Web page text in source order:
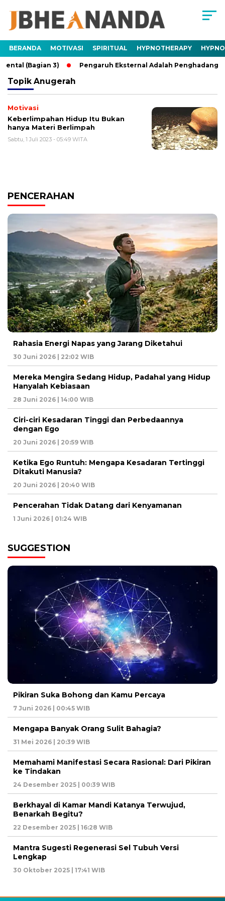
BERANDA MOTIVASI SPIRITUAL HYPNOTHERAPY
(Bagian 3) Pengaruh Eksternal Adalah Penghadang
Topik Anugerah
Motivasi
Keberlimpahan Hidup Itu Bukan
hanya Materi Berlimpah
Sabtu, 1 Juli 2023 - 05:49 WITA
PENCERAHAN
Rahasia Energi Napas yang Jarang Diketahui
30 Juni 2026 | 22:02 WIB
Mereka Mengira Sedang Hidup, Padahal yang Hidup
Hanyalah Kebiasaan
28 Juni 2026 | 14:00 WIB
Ciri-ciri Kesadaran Tinggi dan Perbedaannya
dengan Ego
20 Juni 2026 | 20:59 WIB
Ketika Ego Runtuh: Mengapa Kesadaran Tertinggi
Ditakuti Manusia?
20 Juni 2026 | 20:40 WIB
Pencerahan Tidak Datang dari Kenyamanan
1 Juni 2026 | 01:24 WIB
SUGGESTION
Pikiran Suka Bohong dan Kamu Percaya
7 Juni 2026 | 00:45 WIB
Mengapa Banyak Orang Sulit Bahagia?
31 Mei 2026 | 20:39 WIB
Memahami Manifestasi Secara Rasional: Dari Pikiran
ke Tindakan
24 Desember 2025 | 00:39 WIB
Berkhayal di Kamar Mandi Katanya Terwujud,
Benarkah Begitu?
22 Desember 2025 | 16:28 WIB
Mantra Sugesti Regenerasi Sel Tubuh Versi
Lengkap
30 Oktober 2025 | 17:41 WIB